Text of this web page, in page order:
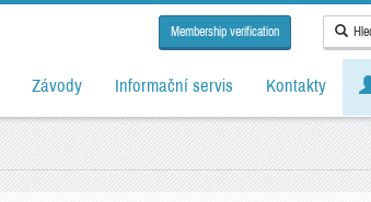
Membership verification
Závody Informační servis Kontakty